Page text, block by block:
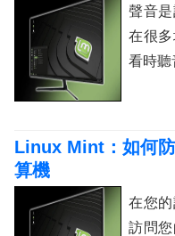
聲音
在很
看時聽
Linux Mint：如何
算機
在您
訪問